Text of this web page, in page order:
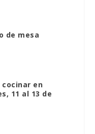
de mesa
cocinar en
11 al 13 de